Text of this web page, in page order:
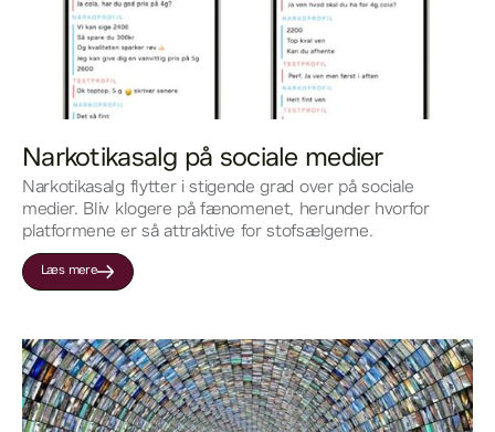
Narkotikasalg på sociale medier
Narkotikasalg flytter i stigende grad over på sociale
medier. Bliv klogere på fænomenet, herunder hvorfor
platformene er så attraktive for stofsælgerne.
Læs mere